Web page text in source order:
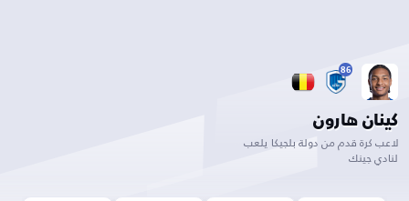
86
كينان هارون
لاعب كرة قدم من دولة بلجيكا يلعب
لنادي جينك